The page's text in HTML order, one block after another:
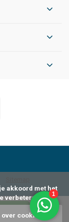
verbeteren.
cookies »